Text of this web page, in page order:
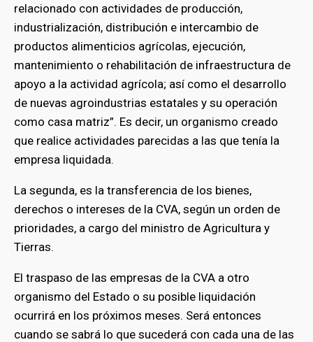
relacionado con actividades de producción,
industrialización, distribución e intercambio de
productos alimenticios agrícolas, ejecución,
mantenimiento o rehabilitación de infraestructura de
apoyo a la actividad agrícola; así como el desarrollo
de nuevas agroindustrias estatales y su operación
como casa matriz”. Es decir, un organismo creado
que realice actividades parecidas a las que tenía la
empresa liquidada.
La segunda, es la transferencia de los bienes,
derechos o intereses de la CVA, según un orden de
prioridades, a cargo del ministro de Agricultura y
Tierras.
El traspaso de las empresas de la CVA a otro
organismo del Estado o su posible liquidación
ocurrirá en los próximos meses. Será entonces
cuando se sabrá lo que sucederá con cada una de las